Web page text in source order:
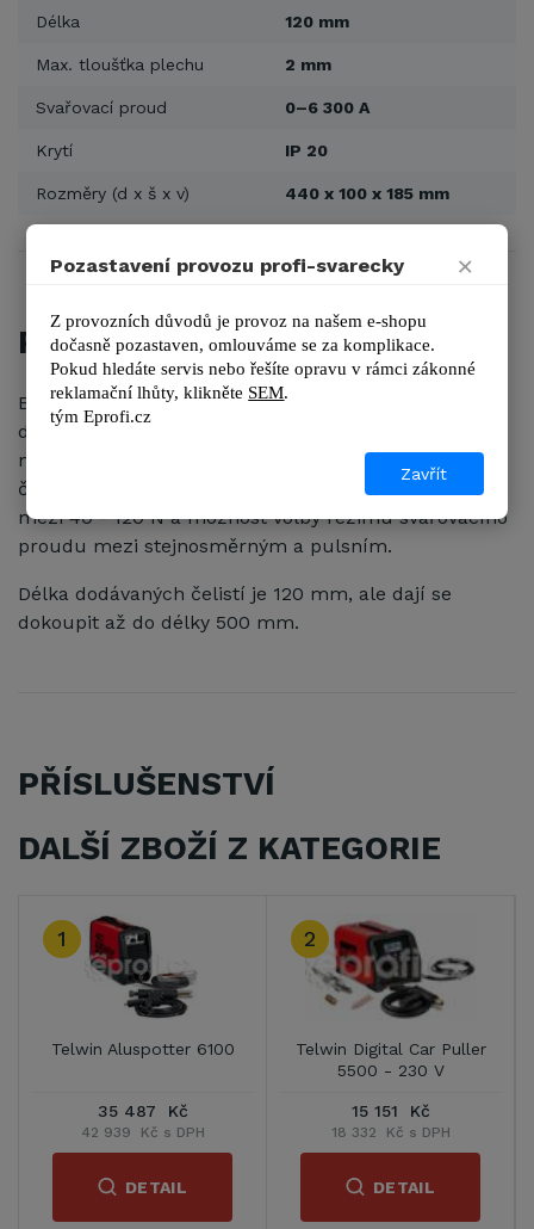
Délka 120 mm
Max. tloušťka plechu 2 mm
Svařovací proud 0–6 300 A
Krytí IP 20
Rozměry (d x š x v) 440 x 100 x 185 mm
POPIS
Bodovací svářečkaTelwin Digital Modular 230
dva plechy o maximální tloušťce 2 mm s možností
nastavení svářecího času pomocí elektronického
časovače. Svářečka má nastavitelný přítlak elektrod
mezi 40 - 120 N a možnost volby režimu svařovacího
proudu mezi stejnosměrným a pulsním.
Délka dodávaných čelistí je 120 mm, ale dají se
dokoupit až do délky 500 mm.
PŘÍSLUŠENSTVÍ
DALŠÍ ZBOŽÍ Z KATEGORIE
Telwin Digital Car Puller
15 151 Kč
18 332 Kč s DPH
DETAIL
Telwin Digital Car Puller
5500 - 400 V
14 230 Kč
17 218 Kč s DPH
DETAIL
Pozastavení provozu profi-svarecky ×
Z provozních důvodů je provoz na našem e-shopu
dočasně pozastaven, omlouváme se za komplikace.
Pokud hledáte servis nebo řešíte opravu v rámci zákonné
reklamační lhůty, klikněte SEM.
tým Eprofi.cz
Zavřít